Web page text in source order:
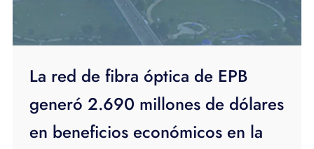
La red de fibra óptica de EPB
generó 2.690 millones de dólares
en beneficios económicos en la